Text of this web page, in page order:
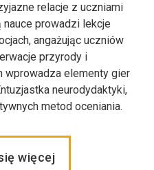
relacje z uczniami
prowadzi lekcje
angażując uczniów
przyrody i
wprowadza elementy gier
neurodydaktyki,
metod oceniania.
więcej